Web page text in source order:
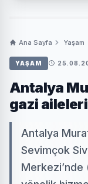
Ana Sayfa Yaşam
YAŞAM
Antalya
gazi
Antalya
Sevimçok